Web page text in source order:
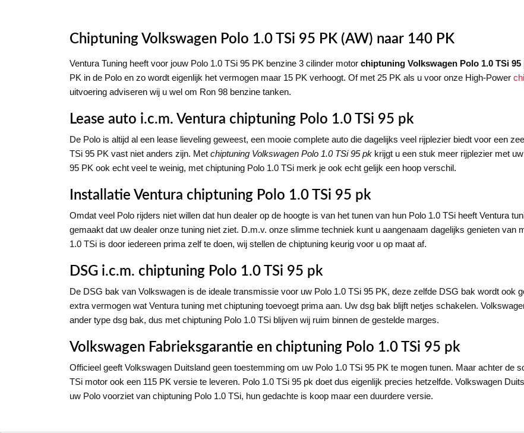
Chiptuning Volkswagen Polo 1.0 TSi 95 PK (AW) naar 140 PK
Ventura Tuning heeft voor jouw Polo 1.0 TSi 95 PK benzine 3 cilinder motor chiptuning Volkswagen Polo 1.0 TSi 95
PK in de Polo en zo wordt eigenlijk het vermogen maar 15 PK verhoogt. Of met 25 PK als u voor onze High-Power
uitvoering adviseren wij u wel om Ron 98 benzine tanken.
Lease auto i.c.m. Ventura chiptuning Polo 1.0 TSi 95 pk
De Polo is altijd al een lease lieveling geweest, een mooie complete auto die dagelijks veel rijplezier biedt voor een
TSi 95 PK vast niet anders zijn. Met chiptuning Volkswagen Polo 1.0 TSi 95 pk krijgt u een stuk meer rijplezier met
95 PK ook echt veel te weinig, met chiptuning Polo 1.0 TSi merk je ook echt gelijk een hoop verschil.
Installatie Ventura chiptuning Polo 1.0 TSi 95 pk
Omdat veel Polo rijders niet willen dat hun dealer op de hoogte is van het tunen van hun Polo 1.0 TSi heeft Ventura
gemaakt dat uw dealer onze tuning niet ziet. D.m.v. onze slimme techniek kunt u aangenaam dagelijks genieten van
1.0 TSi is door iedereen prima zelf te doen, wij stellen de chiptuning keurig voor u op maat af.
DSG i.c.m. chiptuning Polo 1.0 TSi 95 pk
De DSG bak van Volkswagen is de ideale transmissie voor uw Polo 1.0 TSi 95 PK, deze zelfde DSG bak wordt ook
extra vermogen wat Ventura tuning met chiptuning toevoegt prima aan. Uw dsg bak blijft netjes schakelen.
ander type dsg bak, dus met chiptuning Polo 1.0 TSi blijven wij ruim binnen de gestelde marges.
Volkswagen Fabrieksgarantie en chiptuning Polo 1.0 TSi 95 pk
Officieel geeft Volkswagen Duitsland geen toestemming om uw Polo 1.0 TSi 95 PK te mogen tunen. Maar achter de
TSi motor ook een 115 PK versie te leveren. Polo 1.0 TSi 95 pk doet dus eigenlijk precies hetzelfde. Volkswagen
uw Polo voorziet van chiptuning Polo 1.0 TSi, hun gedachte is koop maar een duurdere versie.